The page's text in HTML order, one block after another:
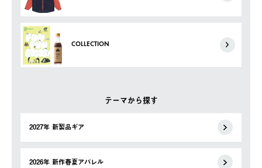
COLLECTION
テーマから探す
2027年 新製品ギア
2026年 新作春夏アパレル